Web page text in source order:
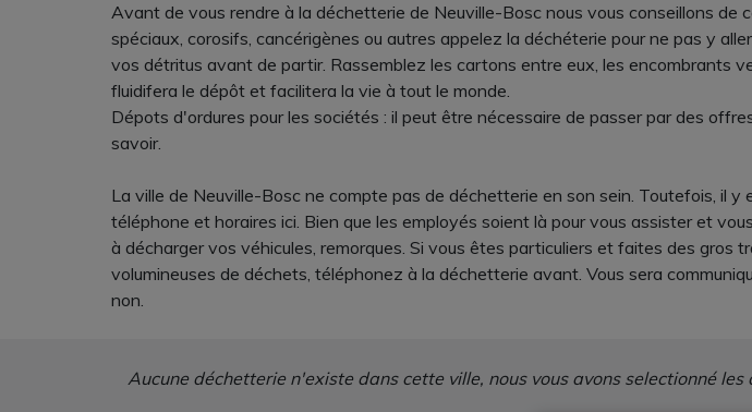
Avant de vous rendre à la déchetterie de Neuville-Bosc nous vous conseillons
spéciaux, corosifs, cancérigènes ou autres appelez la déchéterie pour ne pas y
vos détritus avant de partir. Rassemblez les cartons entre eux, les encombrants
fluidifera le dépôt et facilitera la vie à tout le monde.
Dépots d'ordures pour les sociétés : il peut être nécessaire de passer par des
savoir.
La ville de Neuville-Bosc ne compte pas de déchetterie en son sein. Toutefois, il
téléphone et horaires ici. Bien que les employés soient là pour vous assister et
à décharger vos véhicules, remorques. Si vous êtes particuliers et faites des
volumineuses de déchets, téléphonez à la déchetterie avant. Vous sera
non.
Aucune déchetterie n'existe dans cette ville, nous vous avons selectionné